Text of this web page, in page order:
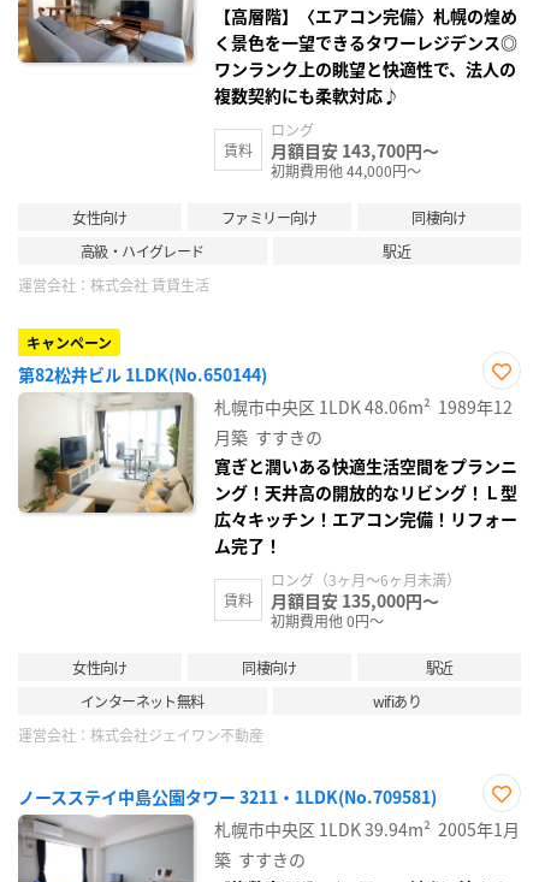
【高層階】〈エアコン完備〉札幌の煌め
く景色を一望できるタワーレジデンス◎
ワンランク上の眺望と快適性で、法人の
複数契約にも柔軟対応♪
賃料
ロング
月額目安 143,700円～
初期費用他 44,000円～
女性向け ファミリー向け
同棲向け
高級・ハイグレード
駅近
運営会社： 株式会社 賃貸生活
キャンペーン
第82松井ビル 1LDK(No.650144)
お気
に入
札幌市中央区 1LDK48.06m² 1989年12
月築 すすきの
寛ぎと潤いある快適生活空間をプランニ
ング！天井高の開放的なリビング！Ｌ型
広々キッチン！エアコン完備！リフォー
ム完了！
賃料
ロング（3ヶ月～6ヶ月未満）
月額目安 135,000円～
初期費用他 0円～
女性向け 同棲向け
駅近
インターネット無料
wifiあり
運営会社： 株式会社ジェイワン不動産
ノースステイ中島公園タワー 3211・1LDK(No.709581)
お気
に入
札幌市中央区 1LDK39.94m² 2005年1月
築 すすきの